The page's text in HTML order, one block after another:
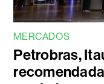
MERCADOS
Petrobras,